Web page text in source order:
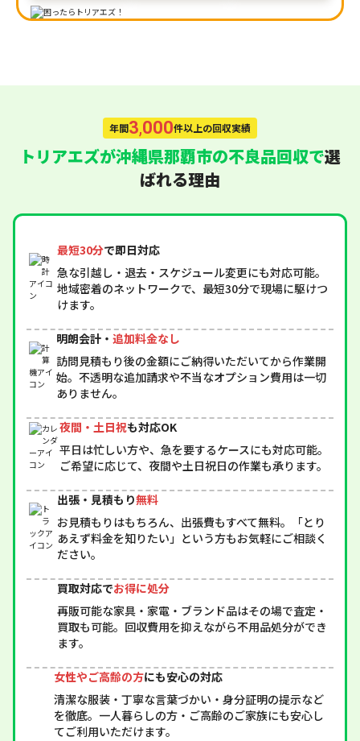
年間3,000件以上の回収実績
トリアエズが沖縄県那覇市の不良品回収で選
ばれる理由
最短30分で即日対応
急な引越し・退去・スケジュール変更にも対応可能。
地域密着のネットワークで、最短30分で現場に駆けつ
けます。
明朗会計・ 追加料金なし
訪問見積もり後の金額にご納得いただいてから作業開
始。不透明な追加請求や不当なオプション費用は一切
ありません。
夜間・土日祝も対応OK
平日は忙しい方や、急を要するケースにも対応可能。
ご希望に応じて、夜間や土日祝日の作業も承ります。
出張・見積もり無料
お見積もりはもちろん、出張費もすべて無料。「とり
あえず料金を知りたい」という方もお気軽にご相談く
ださい。
買取対応でお得に処分
再販可能な家具・家電・ブランド品はその場で査定・
買取も可能。回収費用を抑えながら不用品処分ができ
ます。
女性やご高齢の方にも安心の対応
清潔な服装・丁寧な言葉づかい・身分証明の提示など
を徹底。一人暮らしの方・ご高齢のご家族にも安心し
てご利用いただけます。